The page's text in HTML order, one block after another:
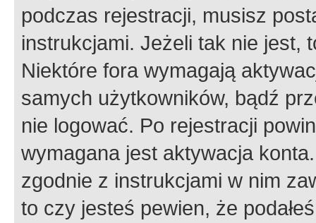
podczas rejestracji, musisz
instrukcjami. Jeżeli tak nie jest,
Niektóre fora wymagają
samych użytkowników, bądź
nie logować. Po rejestracji
wymagana jest aktywacja
zgodnie z instrukcjami w nim
to czy jesteś pewien, że